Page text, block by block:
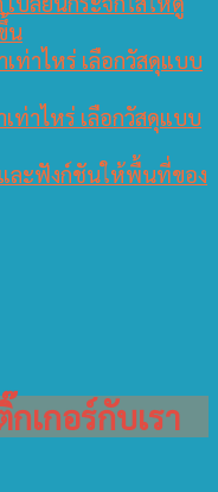
น
ท่าไหร่ เลือกวัสดุแบบ
ท่าไหร่ เลือกวัสดุแบบ
ละฟังก์ชันให้พื้นที่ของ
เกอร์กับเรา